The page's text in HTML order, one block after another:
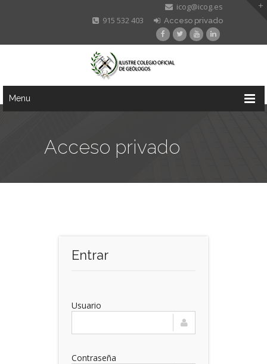
icog@icog.es
915 532 403
Acceso privado
Menu
Acceso privado
Entrar
Usuario
Contraseña